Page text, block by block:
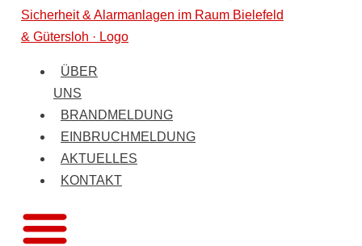
ÜBER
UNS
BRANDMELDUNG
EINBRUCHMELDUNG
AKTUELLES
KONTAKT